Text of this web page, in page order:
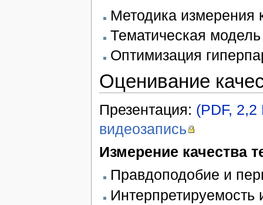
Методика измерения
Тематическая
Оптимизация
Оценивание
Презентация: (PDF,
видеозапись
Измерение качества
Правдоподобие и
Интерпретируемость